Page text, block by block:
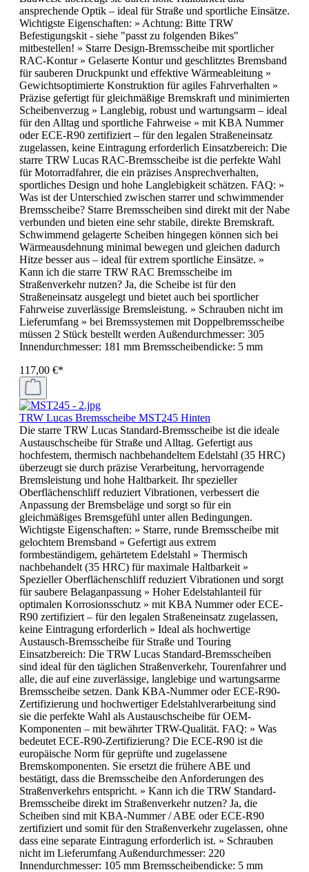
ansprechende Optik – ideal für Straße und sportliche Einsätze.
Wichtigste Eigenschaften: » Achtung: Bitte TRW
Befestigungskit - siehe "passt zu folgenden Bikes"
mitbestellen! » Starre Design-Bremsscheibe mit sportlicher
RAC-Kontur » Gelaserte Kontur und geschlitztes Bremsband
für sauberen Druckpunkt und effektive Wärmeableitung »
Gewichtsoptimierte Konstruktion für agiles Fahrverhalten »
Präzise gefertigt für gleichmäßige Bremskraft und minimierten
Scheibenverzug » Langlebig, robust und wartungsarm – ideal
für den Alltag und sportliche Fahrweise » mit KBA Nummer
oder ECE-R90 zertifiziert – für den legalen Straßeneinsatz
zugelassen, keine Eintragung erforderlich Einsatzbereich: Die
starre TRW Lucas RAC-Bremsscheibe ist die perfekte Wahl
für Motorradfahrer, die ein präzises Ansprechverhalten,
sportliches Design und hohe Langlebigkeit schätzen. FAQ: »
Was ist der Unterschied zwischen starrer und schwimmender
Bremsscheibe? Starre Bremsscheiben sind direkt mit der Nabe
verbunden und bieten eine sehr stabile, direkte Bremskraft.
Schwimmend gelagerte Scheiben hingegen können sich bei
Wärmeausdehnung minimal bewegen und gleichen dadurch
Hitze besser aus – ideal für extrem sportliche Einsätze. »
Kann ich die starre TRW RAC Bremsscheibe im
Straßenverkehr nutzen? Ja, die Scheibe ist für den
Straßeneinsatz ausgelegt und bietet auch bei sportlicher
Fahrweise zuverlässige Bremsleistung. » Schrauben nicht im
Lieferumfang » bei Bremssystemen mit Doppelbremsscheibe
müssen 2 Stück bestellt werden Außendurchmesser: 305
Innendurchmesser: 181 mm Bremsscheibendicke: 5 mm
117,00 €*
TRW Lucas Bremsscheibe MST245 Hinten
Die starre TRW Lucas Standard-Bremsscheibe ist die ideale
Austauschscheibe für Straße und Alltag. Gefertigt aus
hochfestem, thermisch nachbehandeltem Edelstahl (35 HRC)
überzeugt sie durch präzise Verarbeitung, hervorragende
Bremsleistung und hohe Haltbarkeit. Ihr spezieller
Oberflächenschliff reduziert Vibrationen, verbessert die
Anpassung der Bremsbeläge und sorgt so für ein
gleichmäßiges Bremsgefühl unter allen Bedingungen.
Wichtigste Eigenschaften: » Starre, runde Bremsscheibe mit
gelochtem Bremsband » Gefertigt aus extrem
formbeständigem, gehärtetem Edelstahl » Thermisch
nachbehandelt (35 HRC) für maximale Haltbarkeit »
Spezieller Oberflächenschliff reduziert Vibrationen und sorgt
für saubere Belaganpassung » Hoher Edelstahlanteil für
optimalen Korrosionsschutz » mit KBA Nummer oder ECE-
R90 zertifiziert – für den legalen Straßeneinsatz zugelassen,
keine Eintragung erforderlich » Ideal als hochwertige
Austausch-Bremsscheibe für Straße und Touring
Einsatzbereich: Die TRW Lucas Standard-Bremsscheiben
sind ideal für den täglichen Straßenverkehr, Tourenfahrer und
alle, die auf eine zuverlässige, langlebige und wartungsarme
Bremsscheibe setzen. Dank KBA-Nummer oder ECE-R90-
Zertifizierung und hochwertiger Edelstahlverarbeitung sind
sie die perfekte Wahl als Austauschscheibe für OEM-
Komponenten – mit bewährter TRW-Qualität. FAQ: » Was
bedeutet ECE-R90-Zertifizierung? Die ECE-R90 ist die
europäische Norm für geprüfte und zugelassene
Bremskomponenten. Sie ersetzt die frühere ABE und
bestätigt, dass die Bremsscheibe den Anforderungen des
Straßenverkehrs entspricht. » Kann ich die TRW Standard-
Bremsscheibe direkt im Straßenverkehr nutzen? Ja, die
Scheiben sind mit KBA-Nummer / ABE oder ECE-R90
zertifiziert und somit für den Straßenverkehr zugelassen, ohne
dass eine separate Eintragung erforderlich ist. » Schrauben
nicht im Lieferumfang Außendurchmesser: 220
Innendurchmesser: 105 mm Bremsscheibendicke: 5 mm